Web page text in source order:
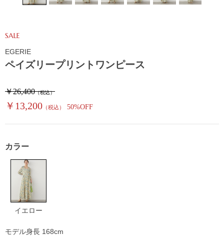
ペイズリープリントワンピース
SALE
￥26,400（税込）
￥13,200 （税込） 50%OFF
EGERIE
カラー
イエロー
モデル身長 168cm